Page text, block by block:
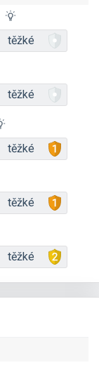
těžké
těžké
těžké
těžké
těžké